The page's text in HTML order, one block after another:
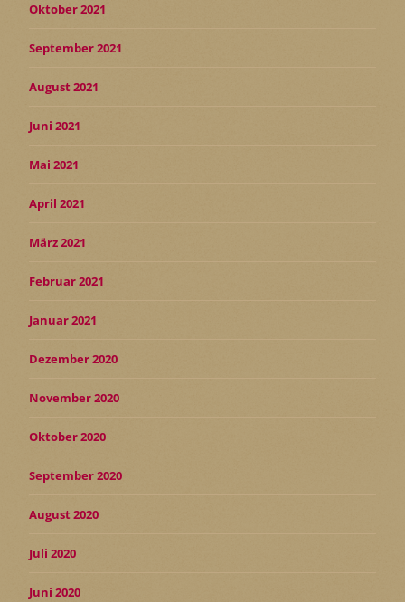
Oktober 2021
September 2021
August 2021
Juni 2021
Mai 2021
April 2021
März 2021
Februar 2021
Januar 2021
Dezember 2020
November 2020
Oktober 2020
September 2020
August 2020
Juli 2020
Juni 2020